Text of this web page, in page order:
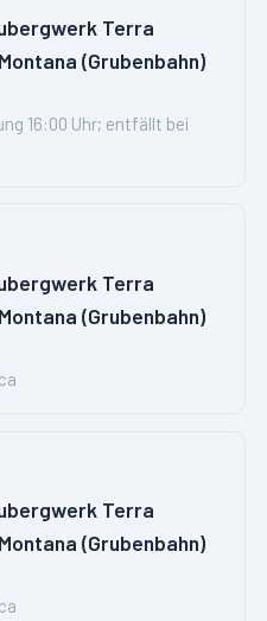
Terra
(Grubenbahn)
16:00 Uhr; entfällt bei
Terra
(Grubenbahn)
Terra
(Grubenbahn)